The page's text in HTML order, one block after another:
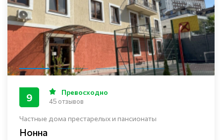
Частные дома престарелых и пансионаты
Нонна
9 Превосходно
45 отзывов